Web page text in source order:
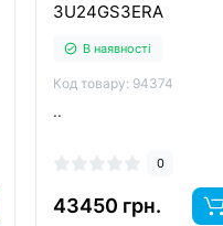
3U24GS3ERA
В наявності
Код товару: 94374
..
0
43450 грн.